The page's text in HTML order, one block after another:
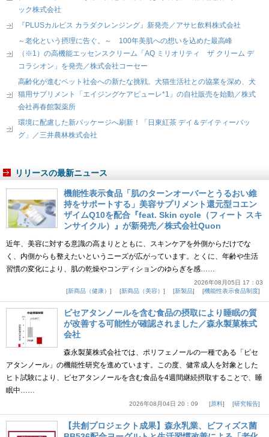
ック株式会社
『PLUSカルピス カラダクレンジング』新発売／アサヒ飲料株式会社
～老化という摂理に告ぐ。～ 100年美肌への想いを込めた最高峰
（※1）の高機能エッセンスクリーム「AQ ミリオリティ ザ クリーム デ
コラシオン」を発売／株式会社コーセー
高齢化が進むペット社会への新たな挑戦。犬猫生活社との協業を深め、犬
猫用サプリメント「エイジングケアピューレ*1」の自社販売を始動／株式
会社再春館製薬所
環境に配慮した新パッケージへ刷新！「日東紅茶 デイ＆デイティーバッ
グ」／三井農林株式会社
リリースの最新ニュース
機能性表示食品「肌のターンオーバーとうるおい維
持をサポートする」美容サプリメント還元型コエン
ザイムQ10を配合『feat. Skin cycle（フィート スキ
ンサイクル）』が新発売／株式会社Quon
近年、美容に対する意識の高まりとともに、スキンケアを外側からだけでな
く、内側からも整えたいというニーズが広がっています。とくに、年齢や生活
習慣の変化により、肌の乾燥やコンディションのゆらぎを感……
2026年08月05日 17：03
新商品（健康）
新商品（美容） 新製品 機能性表示食品制度
ピセアタンノールを含む食品の摂取により睡眠の質
が改善する可能性が確認されました／森永製菓株式
会社
森永製菓株式会社では、ポリフェノールの一種である「ピセ
アタンノール」の機能性研究を進めています。この度、健常成人を対象とした
ヒト試験により、ピセアタンノールを含む食品を4週間継続摂取することで、睡
眠中……
2026年08月04日 20：09 原料 研究報告
【共創プロジェクト成果】森永乳業、ビフィズス菌